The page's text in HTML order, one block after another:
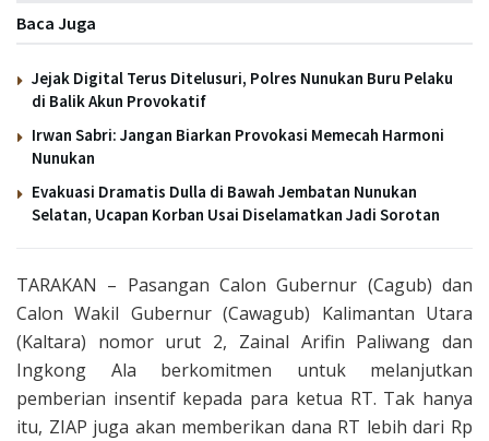
Baca Juga
Jejak Digital Terus Ditelusuri, Polres Nunukan Buru Pelaku
di Balik Akun Provokatif
Irwan Sabri: Jangan Biarkan Provokasi Memecah Harmoni
Nunukan
Evakuasi Dramatis Dulla di Bawah Jembatan Nunukan
Selatan, Ucapan Korban Usai Diselamatkan Jadi Sorotan
TARAKAN – Pasangan Calon Gubernur (Cagub) dan
Calon Wakil Gubernur (Cawagub) Kalimantan Utara
(Kaltara) nomor urut 2, Zainal Arifin Paliwang dan
Ingkong Ala berkomitmen untuk melanjutkan
pemberian insentif kepada para ketua RT. Tak hanya
itu, ZIAP juga akan memberikan dana RT lebih dari Rp